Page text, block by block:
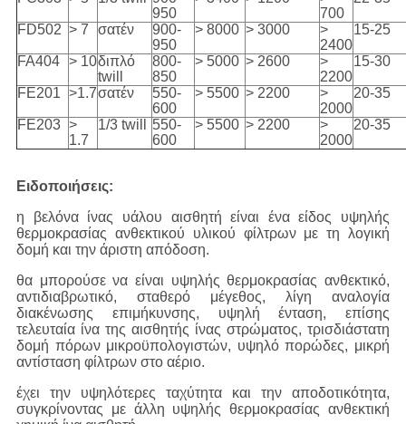
950
700
FD502 > 7 σατέν
900-
950
> 8000 > 3000
>
2400
15-25
FA404 > 10διπλό
twill
800-
850
> 5000 > 2600
>
2200
15-30
FE201 >1.7σατέν
550-
600
> 5500 > 2200
>
2000
20-35
FE203 >
1.7
1/3 twill
550-
600
> 5500 > 2200
>
2000
20-35
Ειδοποιήσεις:
η βελόνα ίνας υάλου αισθητή είναι ένα είδος υψηλής
θερμοκρασίας ανθεκτικού υλικού φίλτρων με τη λογική
δομή και την άριστη απόδοση.
θα μπορούσε να είναι υψηλής θερμοκρασίας ανθεκτικό,
αντιδιαβρωτικό, σταθερό μέγεθος, λίγη αναλογία
διακένωσης επιμήκυνσης, υψηλή ένταση, επίσης
τελευταία ίνα της αισθητής ίνας στρώματος, τρισδιάστατη
δομή πόρων μικροϋπολογιστών, υψηλό πορώδες, μικρή
αντίσταση φίλτρων στο αέριο.
έχει την υψηλότερες ταχύτητα και την αποδοτικότητα,
συγκρίνοντας με άλλη υψηλής θερμοκρασίας ανθεκτική